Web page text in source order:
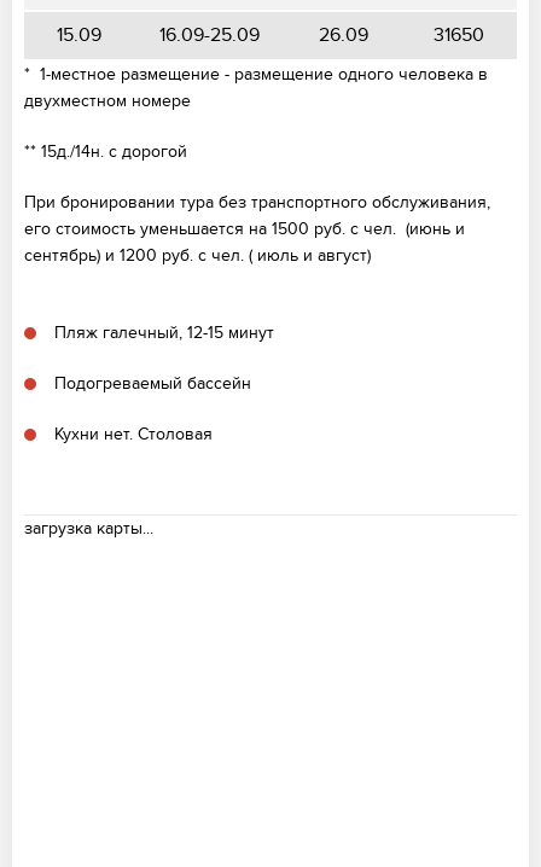
15.09 16.09-25.09 26.09 31650
* 1-местное размещение - размещение одного человека в
двухместном номере
** 15д./14н. с дорогой
При бронировании тура без транспортного обслуживания,
его стоимость уменьшается на 1500 руб. с чел. (июнь и
сентябрь) и 1200 руб. с чел. ( июль и август)
Пляж галечный, 12-15 минут
Подогреваемый бассейн
Кухни нет. Столовая
загрузка карты...